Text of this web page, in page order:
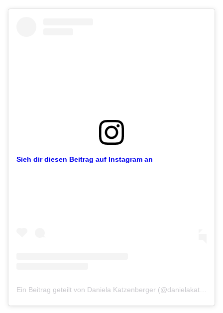
Sieh dir diesen Beitrag auf Instagram an